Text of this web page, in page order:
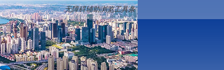
无障碍辅助浏览工具条